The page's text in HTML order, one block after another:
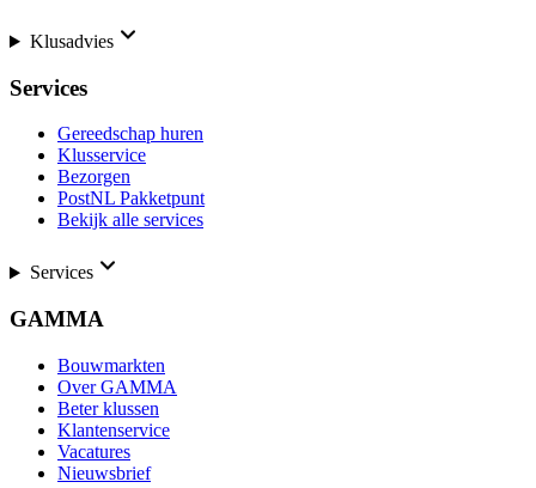
Klusadvies
Services
Gereedschap huren
Klusservice
Bezorgen
PostNL Pakketpunt
Bekijk alle services
Services
GAMMA
Bouwmarkten
Over GAMMA
Beter klussen
Klantenservice
Vacatures
Nieuwsbrief